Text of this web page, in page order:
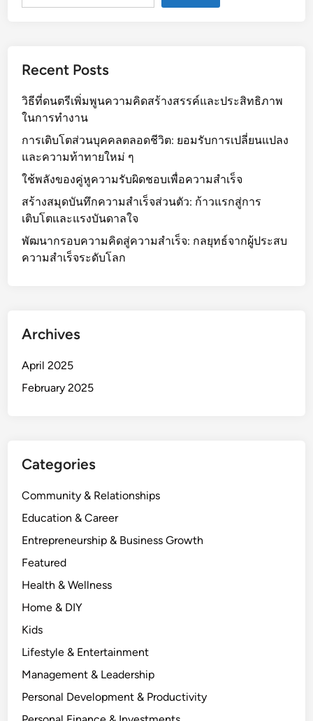
Recent Posts
วิธีที่ดนตรีเพิ่มพูนความคิดสร้างสรรค์และประสิทธิภาพ
ในการทำงาน
การเติบโตส่วนบุคคลตลอดชีวิต: ยอมรับการเปลี่ยนแปลง
และความท้าทายใหม่ ๆ
ใช้พลังของคู่หูความรับผิดชอบเพื่อความสำเร็จ
สร้างสมุดบันทึกความสำเร็จส่วนตัว: ก้าวแรกสู่การ
เติบโตและแรงบันดาลใจ
พัฒนากรอบความคิดสู่ความสำเร็จ: กลยุทธ์จากผู้ประสบ
ความสำเร็จระดับโลก
Archives
April 2025
February 2025
Categories
Community & Relationships
Education & Career
Entrepreneurship & Business Growth
Featured
Health & Wellness
Home & DIY
Kids
Lifestyle & Entertainment
Management & Leadership
Personal Development & Productivity